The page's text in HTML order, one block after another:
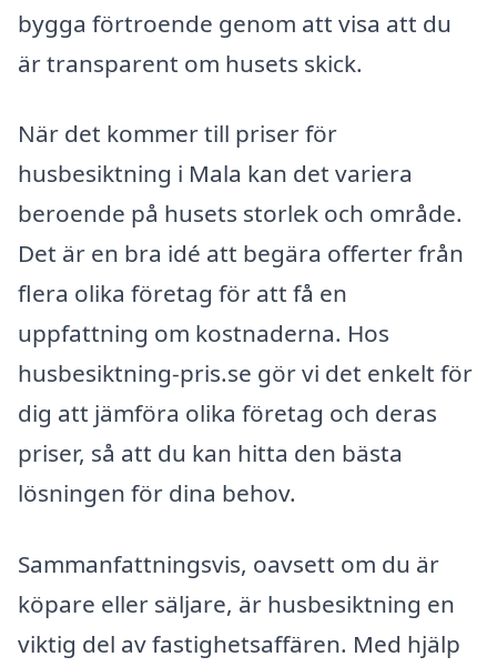
bygga förtroende genom att visa att du
är transparent om husets skick.
När det kommer till priser för
husbesiktning i Mala kan det variera
beroende på husets storlek och område.
Det är en bra idé att begära offerter från
flera olika företag för att få en
uppfattning om kostnaderna. Hos
husbesiktning-pris.se gör vi det enkelt för
dig att jämföra olika företag och deras
priser, så att du kan hitta den bästa
lösningen för dina behov.
Sammanfattningsvis, oavsett om du är
köpare eller säljare, är husbesiktning en
viktig del av fastighetsaffären. Med hjälp